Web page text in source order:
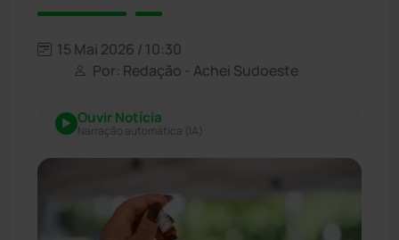
15 Mai 2026 / 10:30
Por: Redação - Achei Sudoeste
Ouvir Notícia
Narração automática (IA)